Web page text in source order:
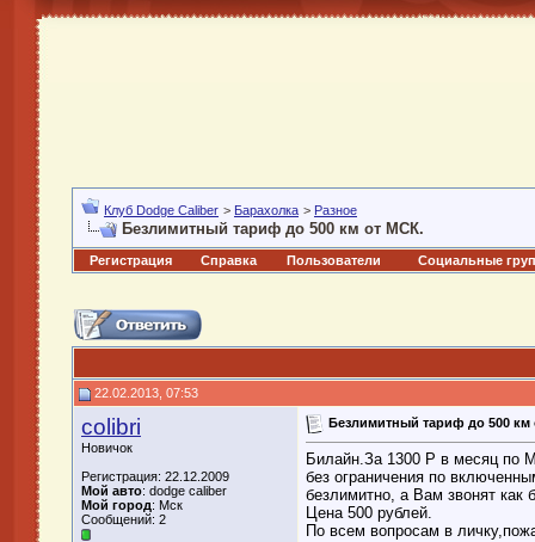
Клуб Dodge Caliber > Барахолка > Разное
Безлимитный тариф до 500 км от МСК.
Регистрация Справка Пользователи Социальные
22.02.2013, 07:53
colibri
Новичок
Регистрация: 22.12.2009
Мой авто: dodge caliber
Мой город: Мск
Сообщений: 2
Безлимитный тариф до 500 км
Билайн.За 1300 Р в месяц по
без ограничения по
безлимитно, а Вам звонят как
Цена 500 рублей.
По всем вопросам в